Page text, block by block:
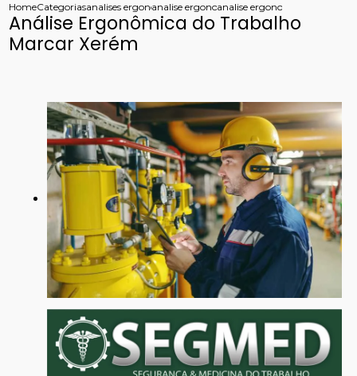
HomeCategoriasanalises ergonomicasanalise ergonomica do trabalho fisioterapia
analise ergonomica do
Análise Ergonômica do Trabalho
Marcar Xerém